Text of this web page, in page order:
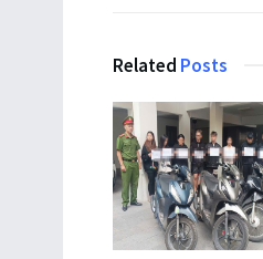
Related Posts